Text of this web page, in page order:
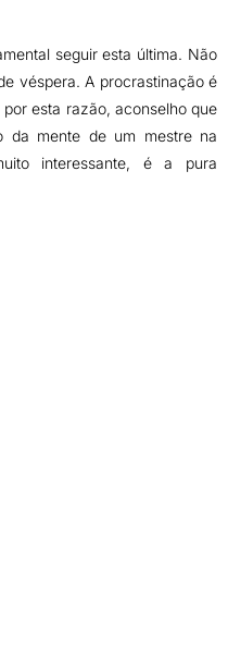
seguir esta última. Não
véspera. A procrastinação é
esta razão, aconselho que
da mente de um mestre na
interessante, é a pura